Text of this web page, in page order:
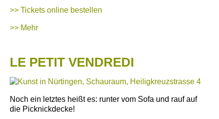
>> Tickets online bestellen
>> Mehr
LE PETIT VENDREDI
Noch ein letztes heißt es: runter vom Sofa und rauf auf
die Picknickdecke!